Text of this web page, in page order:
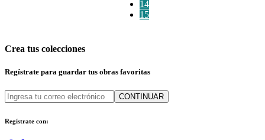
14
15
Crea tus colecciones
Regístrate para guardar tus obras favoritas
CONTINUAR
Regístrate con: